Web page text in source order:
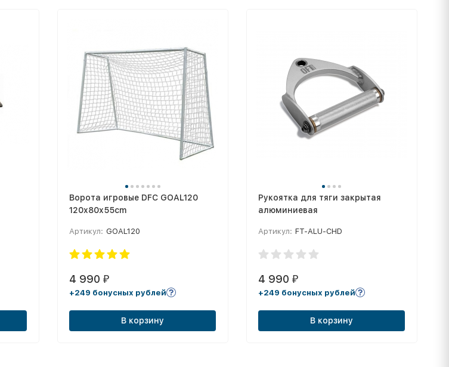
Ворота игровые DFC GOAL120
120x80x55cm
Артикул: GOAL120
4 990 ₽
+249 бонусных рублей
В корзину
Рукоятка для тяги закрытая
алюминиевая
Артикул: FT-ALU-CHD
4 990 ₽
+249 бонусных рублей
В корзину